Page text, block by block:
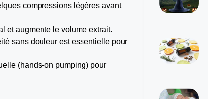
compressions légères avant
et augmente le volume extrait.
sans douleur est essentielle pour
(hands-on pumping) pour